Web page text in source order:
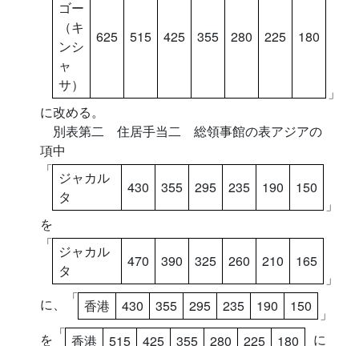
ゴー
（キ
ンシ
ャ
サ）
625 515 425 355 280 225 180
」
に改める。
別表第二 住居手当二 総領事館の表アジアの
項中
「 ジャカル
タ
430 355 295 235 190
150
」
を
「 ジャカル
タ
470 390 325 260 210
165
」
に、
「 香港 430 355 295 235 190 150
」
を 「 香港 515 425 355 280 225 180
に